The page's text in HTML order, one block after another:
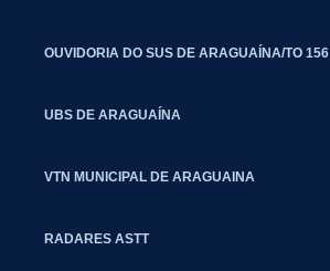
OUVIDORIA DO SUS DE ARAGUAÍNA/TO 156
UBS DE ARAGUAÍNA
VTN MUNICIPAL DE ARAGUAINA
RADARES ASTT